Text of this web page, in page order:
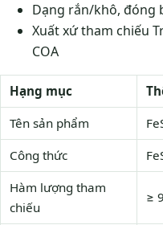
Dạng rắn/khô, đóng
Xuất xứ tham chiếu
COA
Hạng mục
Tên sản phẩm
Công thức
Hàm lượng tham
chiếu
≥